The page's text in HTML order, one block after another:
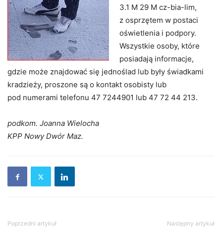
3.1 M 29 M cz-bia-lim,
z osprzętem w postaci
oświetlenia i podpory.
Wszystkie osoby, które
posiadają informacje,
gdzie może znajdować się jednoślad lub były świadkami
kradzieży, proszone są o kontakt osobisty lub
pod numerami telefonu 47 7244901 lub 47 72 44 213.
podkom. Joanna Wielocha
KPP Nowy Dwór Maz.
Poprzedni artykuł Następny artykuł